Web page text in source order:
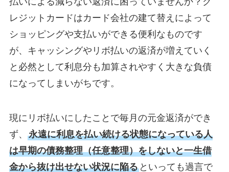
レジットカードはカード会社の建て替えによって
ショッピングや支払いができる便利なものです
が、キャッシングやリボ払いの返済が増えていく
と必然として利息分も加算されやすく大きな負債
になってしまいがちです。
現にリボ払いにしたことで毎月の元金返済ができ
ず、 永遠に利息を払い続ける状態になっている人
は早期の債務整理（任意整理）をしないと一生借
金から抜け出せない状況に陥るといっても過言で